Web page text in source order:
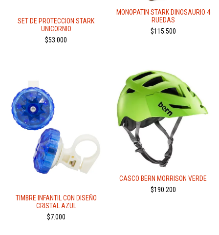
SET DE PROTECCION STARK
UNICORNIO
$53.000
MONOPATIN STARK DINOSAURIO 4
RUEDAS
$115.500
TIMBRE INFANTIL CON DISEÑO
CRISTAL AZUL
$7.000
CASCO BERN MORRISON VERDE
$190.200